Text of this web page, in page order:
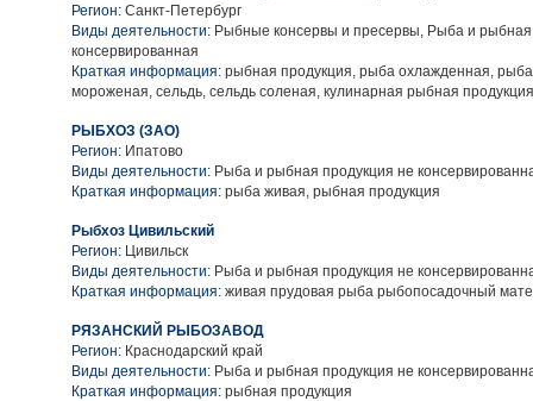
Регион: Санкт-Петербург
Виды деятельности: Рыбные консервы и пресервы, Рыба и рыбная
консервированная
Краткая информация: рыбная продукция, рыба охлажденная,
мороженая, сельдь, сельдь соленая, кулинарная рыбная
РЫБХОЗ (ЗАО)
Регион: Ипатово
Виды деятельности: Рыба и рыбная продукция не
Краткая информация: рыба живая, рыбная продукция
Рыбхоз Цивильский
Регион: Цивильск
Виды деятельности: Рыба и рыбная продукция не
Краткая информация: живая прудовая рыба рыбопосадочный
РЯЗАНСКИЙ РЫБОЗАВОД
Регион: Краснодарский край
Виды деятельности: Рыба и рыбная продукция не
Краткая информация: рыбная продукция